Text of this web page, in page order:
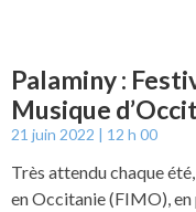
Palaminy :
Musique
21 juin 2022 12 h 00
Très attendu chaque
en Occitanie (FIMO),